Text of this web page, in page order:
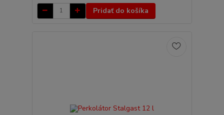
Pridať do košíka